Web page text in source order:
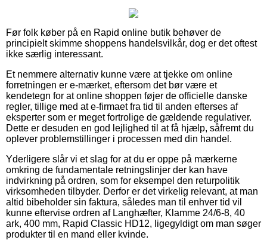
Før folk køber på en Rapid online butik behøver de
principielt skimme shoppens handelsvilkår, dog er det oftest
ikke særlig interessant.
Et nemmere alternativ kunne være at tjekke om online
forretningen er e-mærket, eftersom det bør være et
kendetegn for at online shoppen føjer de officielle danske
regler, tillige med at e-firmaet fra tid til anden efterses af
eksperter som er meget fortrolige de gældende regulativer.
Dette er desuden en god lejlighed til at få hjælp, såfremt du
oplever problemstillinger i processen med din handel.
Yderligere slår vi et slag for at du er oppe på mærkerne
omkring de fundamentale retningslinjer der kan have
indvirkning på ordren, som for eksempel den returpolitik
virksomheden tilbyder. Derfor er det virkelig relevant, at man
altid bibeholder sin faktura, således man til enhver tid vil
kunne eftervise ordren af Langhæfter, Klamme 24/6-8, 40
ark, 400 mm, Rapid Classic HD12, ligegyldigt om man søger
produkter til en mand eller kvinde.